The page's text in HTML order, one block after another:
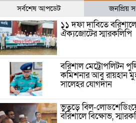
সর্বশেষ আপডেট জনপ্রিয়
১১ দফা দাবিতে বরিশালে
ঐক্যজোটের স্মারকলিপি
বরিশাল মেট্রোপলিটন
কমিশনার আবু রায়হান
সালেহর যোগদান
ভুতুড়ে বিল-
বরিশালে বিক্ষোভ,